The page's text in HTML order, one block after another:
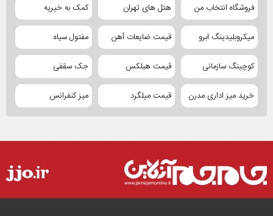
فروشگاه انتخاب من هتل های تهران کمک به خیریه
میکروبلیدینگ ابرو قیمت ضایعات آهن مفتول سیاه
کوچینگ سازمانی قیمت هبلکس جک سقفی
خرید میز اداری مدرن قیمت میلگرد میز کنفرانس